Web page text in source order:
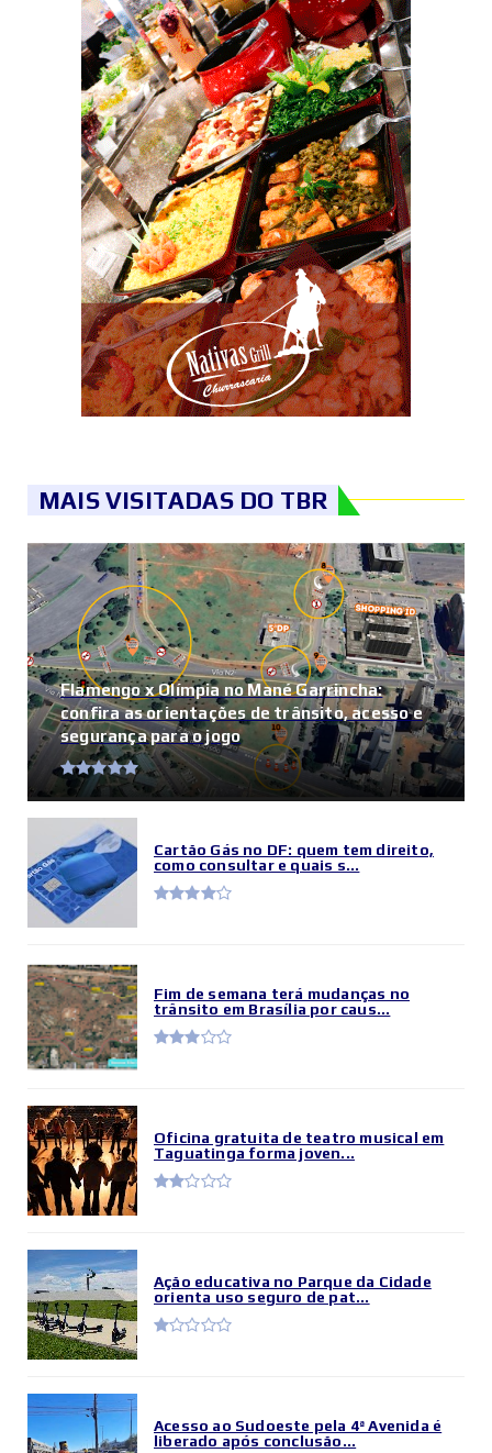
MAIS VISITADAS DO TBR
Flamengo x Olímpia no Mané Garrincha:
confira as orientações de trânsito, acesso e
segurança para o jogo
Cartão Gás no DF: quem tem direito,
como consultar e quais s...
Fim de semana terá mudanças no
trânsito em Brasília por caus...
Oficina gratuita de teatro musical em
Taguatinga forma joven...
Ação educativa no Parque da Cidade
orienta uso seguro de pat...
Acesso ao Sudoeste pela 4ª Avenida é
liberado após conclusão...